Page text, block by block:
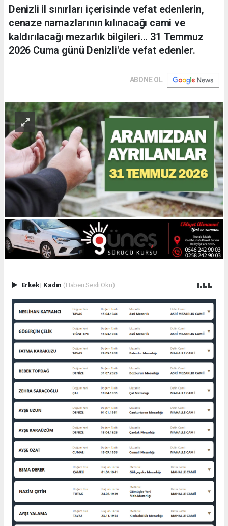
Denizli il sınırları içerisinde vefat edenlerin,
cenaze namazlarının kılınacağı cami ve
kaldırılacağı mezarlık bilgileri... 31 Temmuz
2026 Cuma günü Denizli'de vefat edenler.
ABONE OL
Erkek| Kadın (Haberi Sesli Oku)